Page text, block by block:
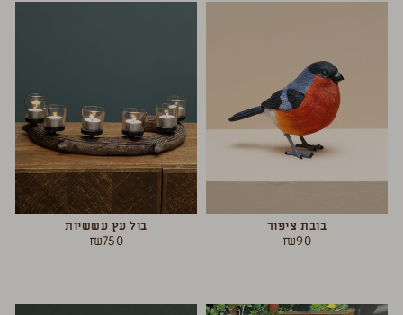
בובת ציפור
₪90
בול עץ עששיות
₪750